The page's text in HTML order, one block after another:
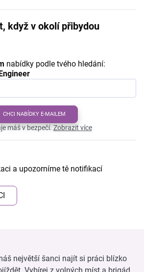
když v okolí přibydou
nabídky podle tvého hledání:
CHCI NABÍDKY E-MAILEM
máš v bezpečí.Zobrazit více
a upozorníme tě notifikací
největší šanci najít si práci blízko
Vybírej z volných míst a brigád